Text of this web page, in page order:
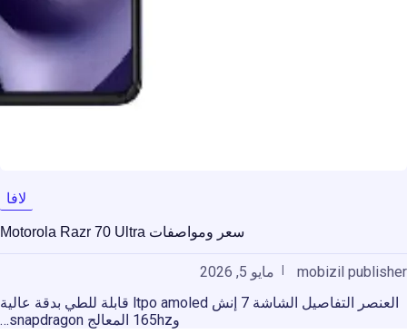
لافا
سعر ومواصفات Motorola Razr 70 Ultra
mobizil publisher
مايو 5, 2026
العنصر التفاصيل الشاشة 7 إنش ltpo amoled قابلة للطي بدقة عالية
و165hz المعالج snapdragon…